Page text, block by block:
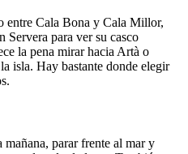
entre Cala Bona y Cala Millor,
Servera para ver su casco
la pena mirar hacia Artà o
isla. Hay bastante donde elegir
parar frente al mar y